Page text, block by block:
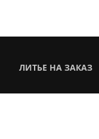
ЛИТЬЕ НА ЗАКАЗ